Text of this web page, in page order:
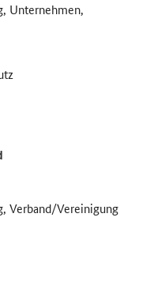
Unternehmen,
Verband/Vereinigung